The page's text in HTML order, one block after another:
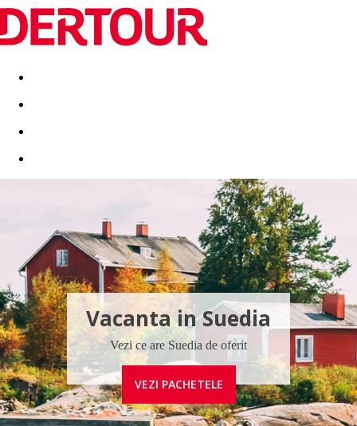
Destinatii Vacanta perfecta OFERTE DE NERATAT
Vacanta in Suedia
Vezi ce are Suedia de oferit
VEZI PACHETELE